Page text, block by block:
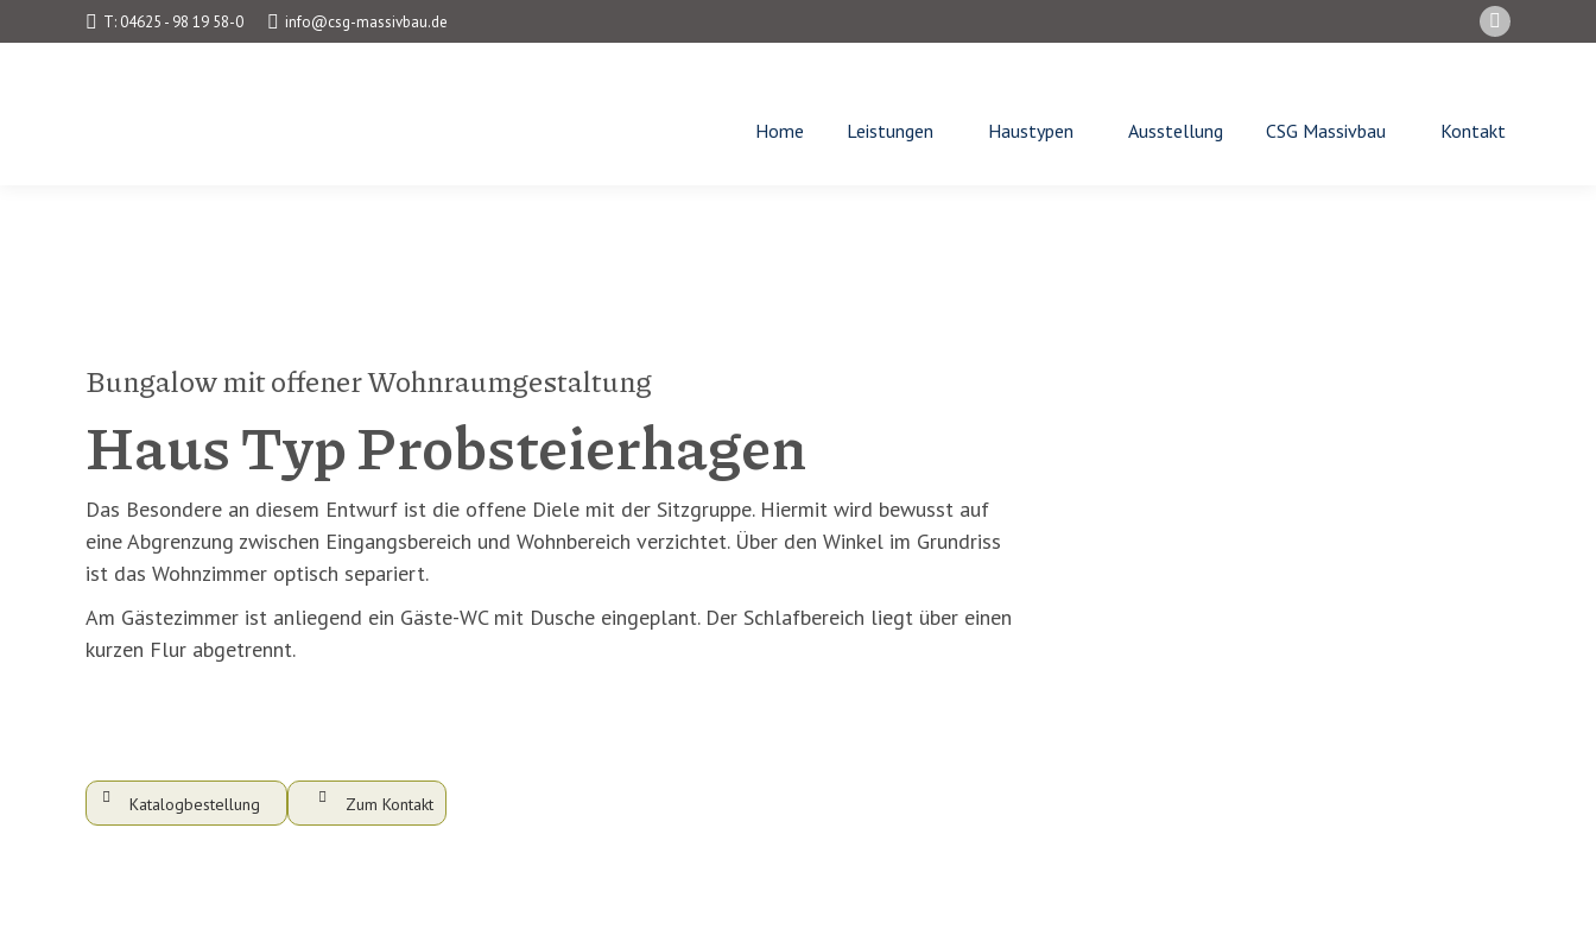
T: 04625 - 98 19 58-0 info@csg-massivbau.de
Instagram
in
Home Leistungen Haustypen Ausstellung CSG Massivbau Kontakt
Bungalow mit offener Wohnraumgestaltung
Haus Typ Probsteierhagen
Das Besondere an diesem Entwurf ist die offene Diele mit der Sitzgruppe. Hiermit wird bewusst auf
eine Abgrenzung zwischen Eingangsbereich und Wohnbereich verzichtet. Über den Winkel im Grundriss
ist das Wohnzimmer optisch separiert.
Am Gästezimmer ist anliegend ein Gäste-WC mit Dusche eingeplant. Der Schlafbereich liegt über einen
kurzen Flur abgetrennt.
Katalogbestellung Zum Kontakt